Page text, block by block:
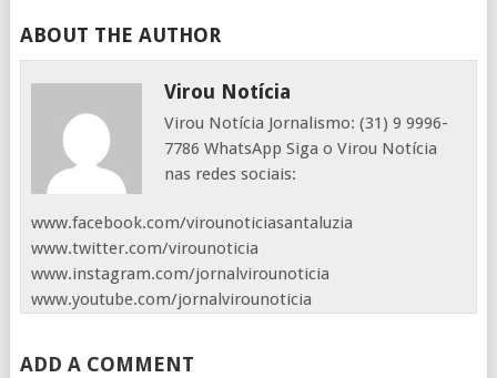
ABOUT THE AUTHOR
Virou Notícia
Virou Notícia Jornalismo: (31) 9 9996-
7786 WhatsApp Siga o Virou Notícia
nas redes sociais:
www.facebook.com/virounoticiasantaluzia
www.twitter.com/virounoticia
www.instagram.com/jornalvirounoticia
www.youtube.com/jornalvirounoticia
ADD A COMMENT